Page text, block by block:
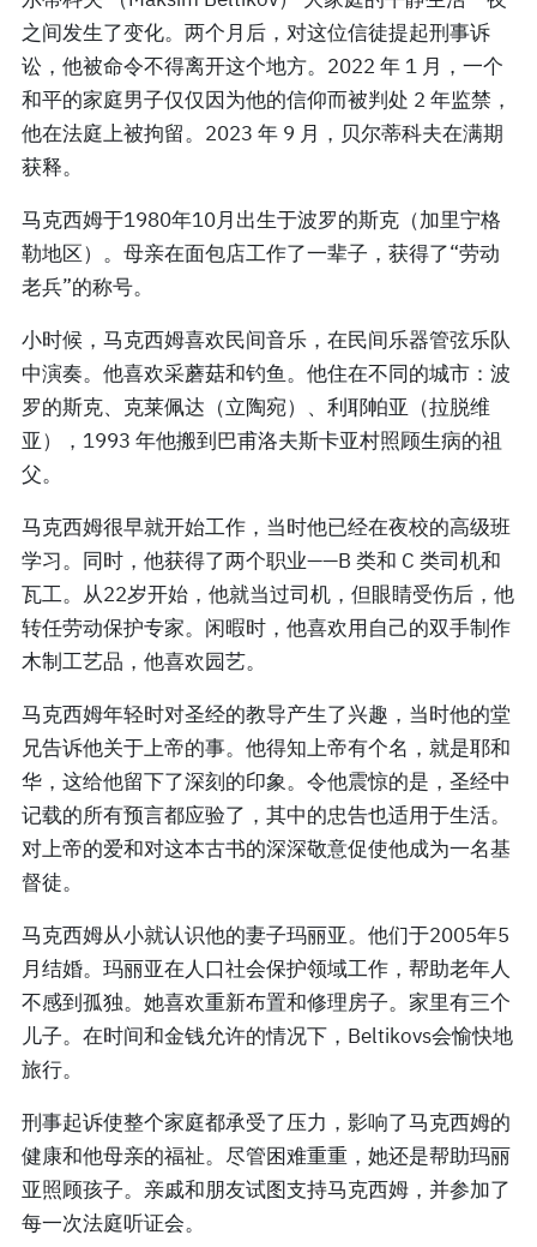
之间发生了变化。两个月后，对这位信徒提起刑事诉
讼，他被命令不得离开这个地方。2022 年 1 月，一个
和平的家庭男子仅仅因为他的信仰而被判处 2 年监禁，
他在法庭上被拘留。2023 年 9 月，贝尔蒂科夫在满期
获释。
马克西姆于1980年10月出生于波罗的斯克（加里宁格
勒地区）。母亲在面包店工作了一辈子，获得了“劳动
老兵”的称号。
小时候，马克西姆喜欢民间音乐，在民间乐器管弦乐队
中演奏。他喜欢采蘑菇和钓鱼。他住在不同的城市：波
罗的斯克、克莱佩达（立陶宛）、利耶帕亚（拉脱维
亚），1993 年他搬到巴甫洛夫斯卡亚村照顾生病的祖
父。
马克西姆很早就开始工作，当时他已经在夜校的高级班
学习。同时，他获得了两个职业——B 类和 C 类司机和
瓦工。从22岁开始，他就当过司机，但眼睛受伤后，他
转任劳动保护专家。闲暇时，他喜欢用自己的双手制作
木制工艺品，他喜欢园艺。
马克西姆年轻时对圣经的教导产生了兴趣，当时他的堂
兄告诉他关于上帝的事。他得知上帝有个名，就是耶和
华，这给他留下了深刻的印象。令他震惊的是，圣经中
记载的所有预言都应验了，其中的忠告也适用于生活。
对上帝的爱和对这本古书的深深敬意促使他成为一名基
督徒。
马克西姆从小就认识他的妻子玛丽亚。他们于2005年5
月结婚。玛丽亚在人口社会保护领域工作，帮助老年人
不感到孤独。她喜欢重新布置和修理房子。家里有三个
儿子。在时间和金钱允许的情况下，Beltikovs会愉快地
旅行。
刑事起诉使整个家庭都承受了压力，影响了马克西姆的
健康和他母亲的福祉。尽管困难重重，她还是帮助玛丽
亚照顾孩子。亲戚和朋友试图支持马克西姆，并参加了
每一次法庭听证会。